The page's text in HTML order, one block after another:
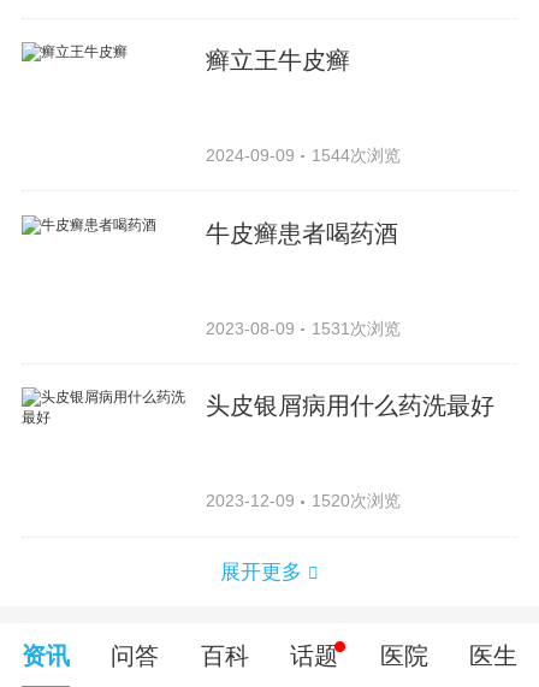
癣立王牛皮癣
2024-09-09 1544次浏览
牛皮癣患者喝药酒
2023-08-09 1531次浏览
头皮银屑病用什么药洗最好
2023-12-09 1520次浏览
展开更多
资讯 问答 百科 话题 医院 医生